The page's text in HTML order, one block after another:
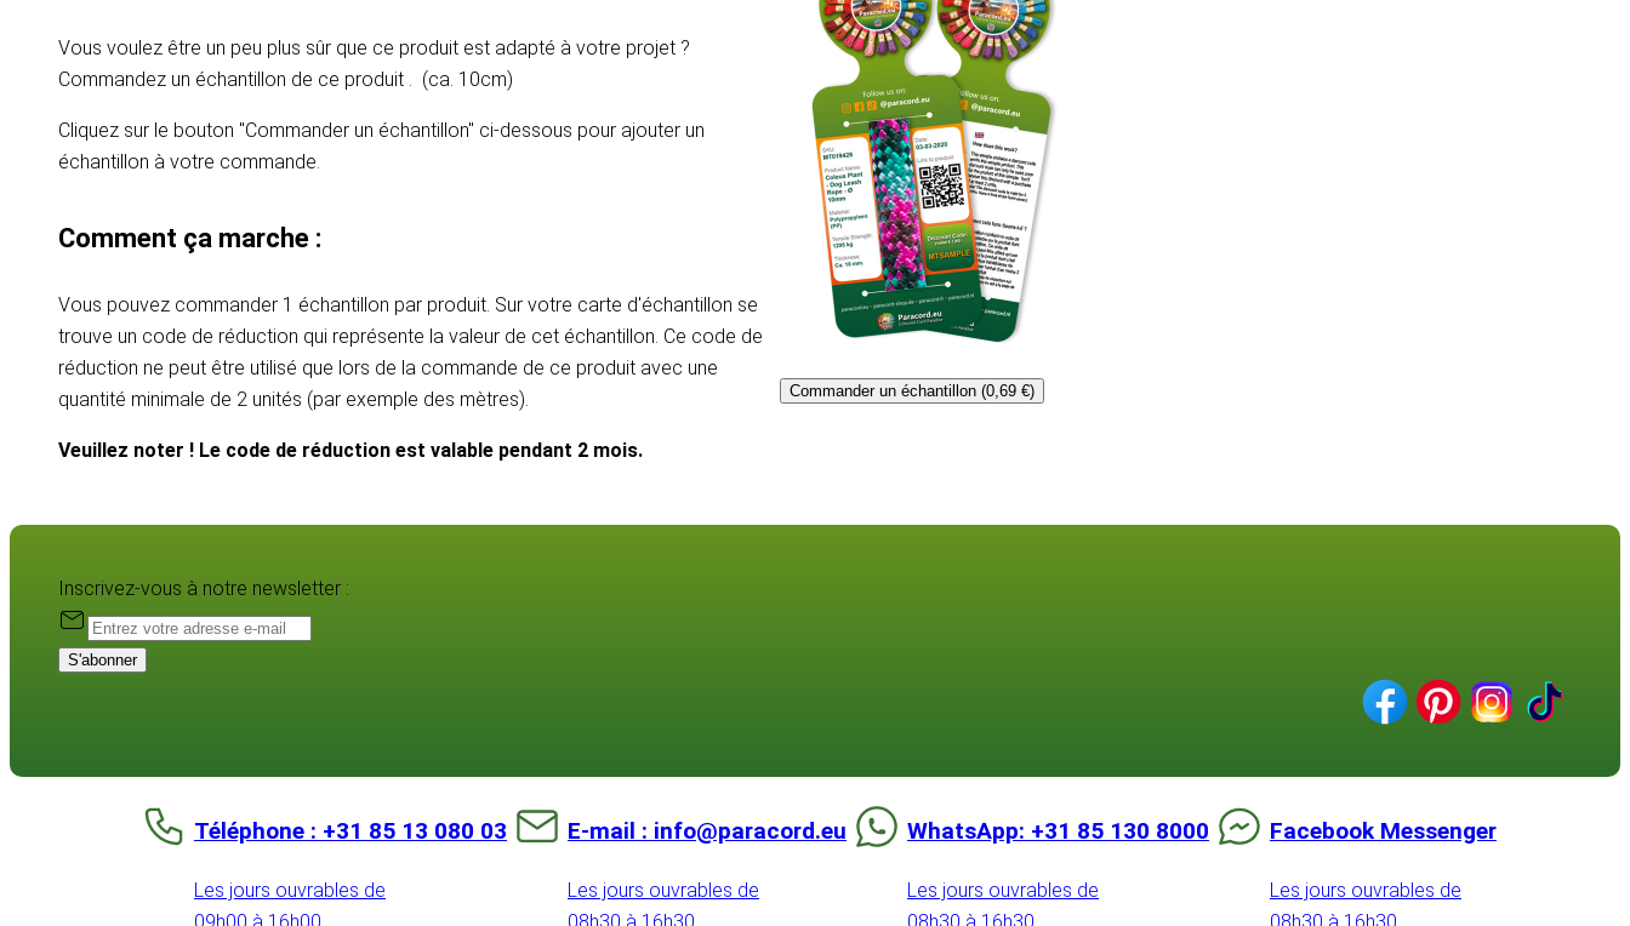
Vous voulez être un peu plus sûr que ce produit est adapté à votre projet ?
Commandez un échantillon de ce produit . (ca. 10cm)
Cliquez sur le bouton "Commander un échantillon" ci-dessous pour ajouter un
échantillon à votre commande.
Comment ça marche :
Vous pouvez commander 1 échantillon par produit. Sur votre carte d'échantillon se
trouve un code de réduction qui représente la valeur de cet échantillon. Ce code de
réduction ne peut être utilisé que lors de la commande de ce produit avec une
quantité minimale de 2 unités (par exemple des mètres).
Veuillez noter ! Le code de réduction est valable pendant 2 mois.
Commander un échantillon (0,69 €)
Inscrivez-vous à notre newsletter :
S'abonner
Téléphone : +31 85 13 080 03
Les jours ouvrables de
E-mail : info@paracord.eu
Les jours ouvrables de
WhatsApp: +31 85 130 8000
Les jours ouvrables de
Facebook Messenger
Les jours ouvrables de